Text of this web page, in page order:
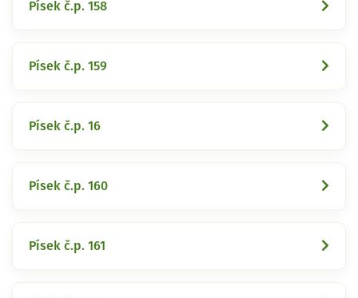
Písek č.p. 158
Písek č.p. 159
Písek č.p. 16
Písek č.p. 160
Písek č.p. 161